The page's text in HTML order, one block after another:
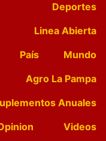
Deportes
Linea Abierta
País
Mundo
Agro La Pampa
Anuales
Videos